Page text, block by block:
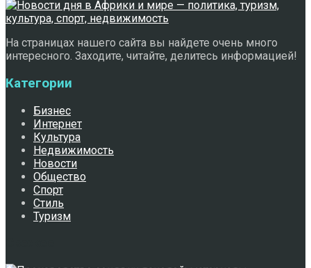
На страницах нашего сайта вы найдете очень много
интересного. Заходите, читайте, делитесь информацией!
Категории
Бизнес
Интернет
Культура
Недвижимость
Новости
Общество
Спорт
Стиль
Туризм